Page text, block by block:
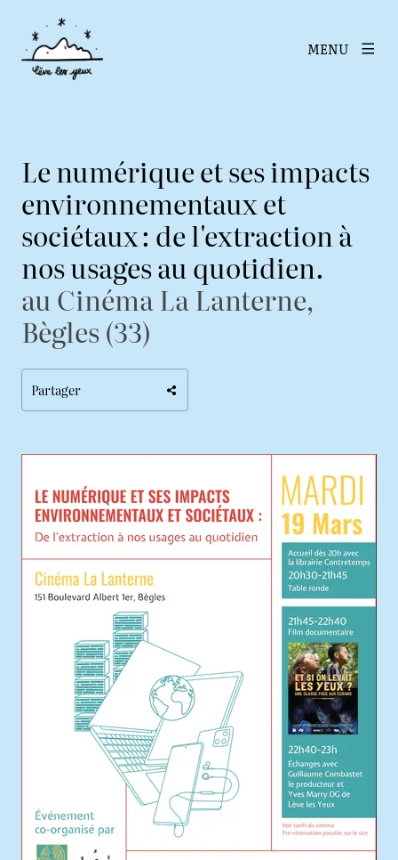
MENU
Le numérique et ses impacts
environnementaux et
sociétaux : de l'extraction à
nos usages au quotidien.
au Cinéma La Lanterne,
Bègles (33)
Partager